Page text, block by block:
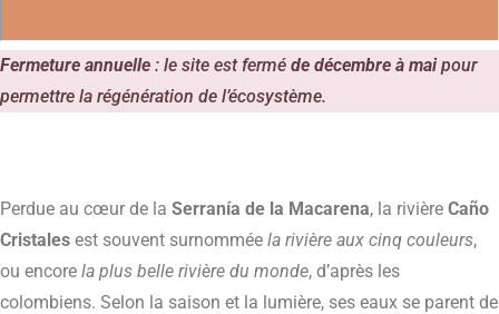
Fermeture annuelle : le site est fermé de décembre à maipour
permettre la régénération de l’écosystème.
Perdue au cœur de la Serranía de la Macarena, la rivière Caño
Cristales est souvent surnommée la rivière aux cinq couleurs,
ou encore la plus belle rivière du monde, d’après les
colombiens. Selon la saison et la lumière, ses eaux se parent de